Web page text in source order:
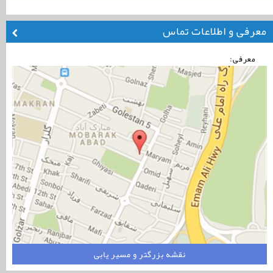
معرفی و اطلاعات تماس
معرفی:
نقشه بزرگتر و مسیر یابی